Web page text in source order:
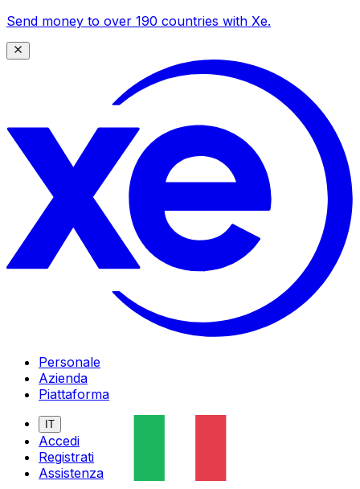
Send money to over 190 countries with Xe.
Personale
Azienda
Piattaforma
IT
Accedi
Registrati
Assistenza